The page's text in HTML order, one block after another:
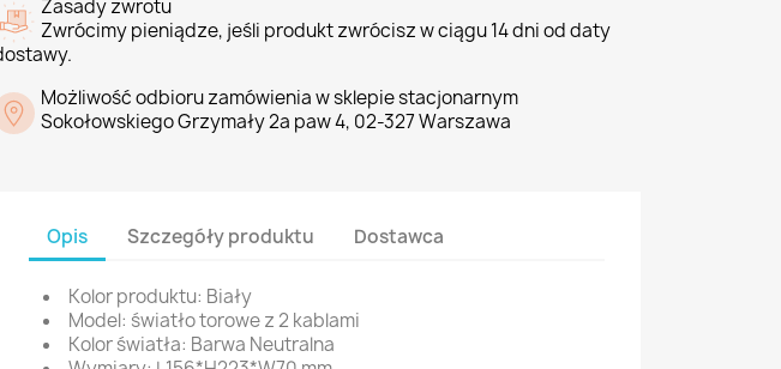
Zasady zwrotu
Zwrócimy pieniądze, jeśli produkt zwrócisz w ciągu 14 dni od daty
Możliwość odbioru zamówienia w sklepie stacjonarnym
Sokołowskiego Grzymały 2a paw 4, 02-327 Warszawa
Opis Szczegóły produktu Dostawca
Kolor produktu: Biały
Model: światło torowe z 2 kablami
Kolor światła: Barwa Neutralna